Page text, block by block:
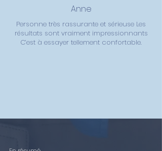
Anne
Personne très rassurante et sérieuse Les
résultats sont vraiment impressionnants
C’est à essayer tellement confortable.